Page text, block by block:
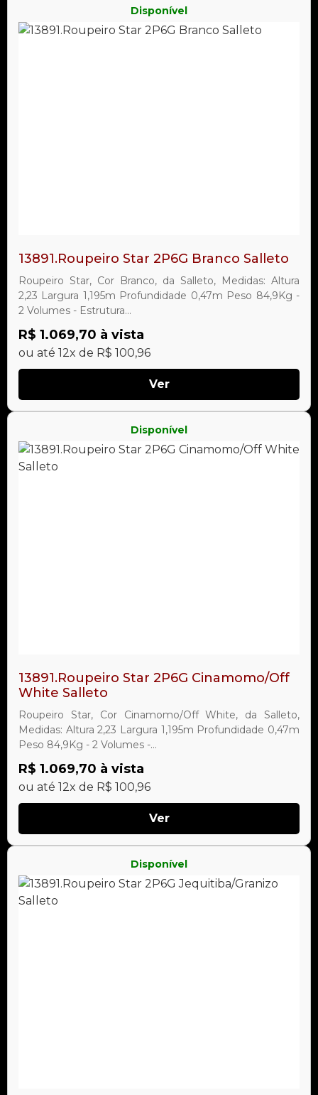
Disponível
13891.Roupeiro Star 2P6G Branco Salleto
Roupeiro Star, Cor Branco, da Salleto, Medidas: Altura
2,23 Largura 1,195m Profundidade 0,47m Peso 84,9Kg -
2 Volumes - Estrutura...
R$ 1.069,70 à vista
ou até 12x de R$ 100,96
Ver
Disponível
13891.Roupeiro Star 2P6G Cinamomo/Off
White Salleto
Roupeiro Star, Cor Cinamomo/Off White, da Salleto,
Medidas: Altura 2,23 Largura 1,195m Profundidade 0,47m
Peso 84,9Kg - 2 Volumes -...
R$ 1.069,70 à vista
ou até 12x de R$ 100,96
Ver
Disponível